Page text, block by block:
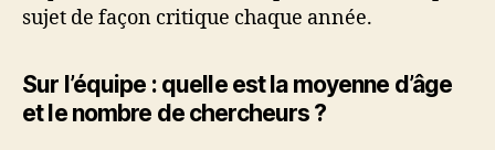
sujet de façon critique chaque année.
Sur l’équipe : quelle est la moyenne d’âge
et le nombre de chercheurs ?